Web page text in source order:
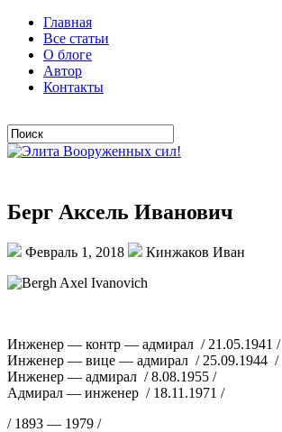
Главная
Все статьи
О блоге
Автор
Контакты
Берг Аксель Иванович
Февраль 1, 2018 Кинжаков Иван
Инженер — контр — адмирал / 21.05.1941 /
Инженер — вице — адмирал / 25.09.1944 /
Инженер — адмирал / 8.08.1955 /
Адмирал — инженер / 18.11.1971 /
/ 1893 — 1979 /